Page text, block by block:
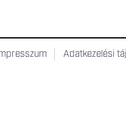
Adatkezelési